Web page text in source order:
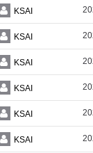
KSAI
KSAI
KSAI
KSAI
KSAI
KSAI